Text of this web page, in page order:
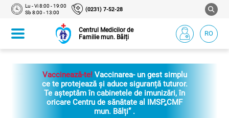
Lu - Vi 8:00 - 19:00
Sb 8:00 - 13:00
(0231) 7-52-28
Centrul Medicilor de
Familie mun. Bălți
RO
Vaccinează-te! Vaccinarea- un gest simplu
ce te protejează și aduce siguranță tuturor.
Te așteptăm în cabinetele de imunizări, în
oricare Centru de sănătate al IMSP„CMF
mun. Bălți” .